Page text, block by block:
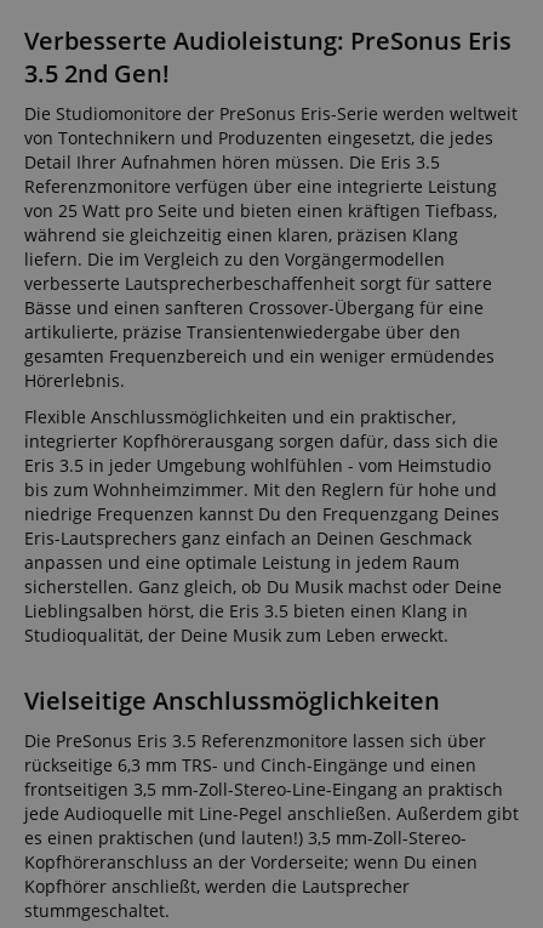
Verbesserte Audioleistung: PreSonus Eris
3.5 2nd Gen!
Die Studiomonitore der PreSonus Eris-Serie werden weltweit
von Tontechnikern und Produzenten eingesetzt, die jedes
Detail Ihrer Aufnahmen hören müssen. Die Eris 3.5
Referenzmonitore verfügen über eine integrierte Leistung
von 25 Watt pro Seite und bieten einen kräftigen Tiefbass,
während sie gleichzeitig einen klaren, präzisen Klang
liefern. Die im Vergleich zu den Vorgängermodellen
verbesserte Lautsprecherbeschaffenheit sorgt für sattere
Bässe und einen sanfteren Crossover-Übergang für eine
artikulierte, präzise Transientenwiedergabe über den
gesamten Frequenzbereich und ein weniger ermüdendes
Hörerlebnis.
Flexible Anschlussmöglichkeiten und ein praktischer,
integrierter Kopfhörerausgang sorgen dafür, dass sich die
Eris 3.5 in jeder Umgebung wohlfühlen - vom Heimstudio
bis zum Wohnheimzimmer. Mit den Reglern für hohe und
niedrige Frequenzen kannst Du den Frequenzgang Deines
Eris-Lautsprechers ganz einfach an Deinen Geschmack
anpassen und eine optimale Leistung in jedem Raum
sicherstellen. Ganz gleich, ob Du Musik machst oder Deine
Lieblingsalben hörst, die Eris 3.5 bieten einen Klang in
Studioqualität, der Deine Musik zum Leben erweckt.
Vielseitige Anschlussmöglichkeiten
Die PreSonus Eris 3.5 Referenzmonitore lassen sich über
rückseitige 6,3 mm TRS- und Cinch-Eingänge und einen
frontseitigen 3,5 mm-Zoll-Stereo-Line-Eingang an praktisch
jede Audioquelle mit Line-Pegel anschließen. Außerdem gibt
es einen praktischen (und lauten!) 3,5 mm-Zoll-Stereo-
Kopfhöreranschluss an der Vorderseite; wenn Du einen
Kopfhörer anschließt, werden die Lautsprecher
stummgeschaltet.